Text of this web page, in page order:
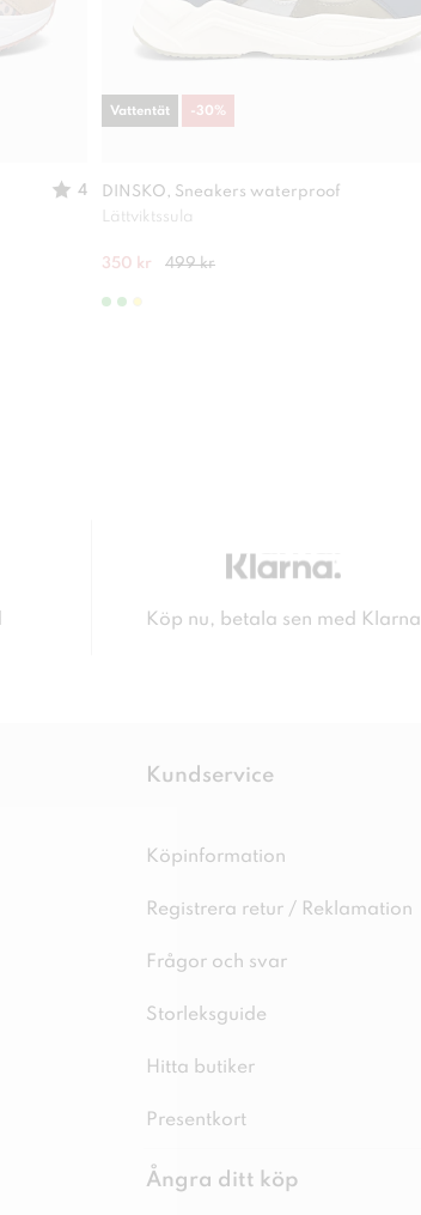
4
DINSKO, Sneakers waterproof
Lättviktssula
350 kr 499 kr
Vattentät -30%
Köp nu, betala sen med Klarna
Kundservice
Köpinformation
Registrera retur / Reklamation
Frågor och svar
Storleksguide
Hitta butiker
Presentkort
Ångra ditt köp